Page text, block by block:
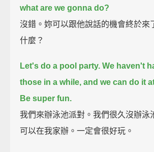
what are we gonna do?
沒錯。妳可以跟他說話的機會終於來
什麼？
Let's do a pool party. We haven't
those in a while, and we can do it
Be super fun.
我們來辦泳池派對。我們很久沒辦泳
可以在我家辦。一定會很好玩。